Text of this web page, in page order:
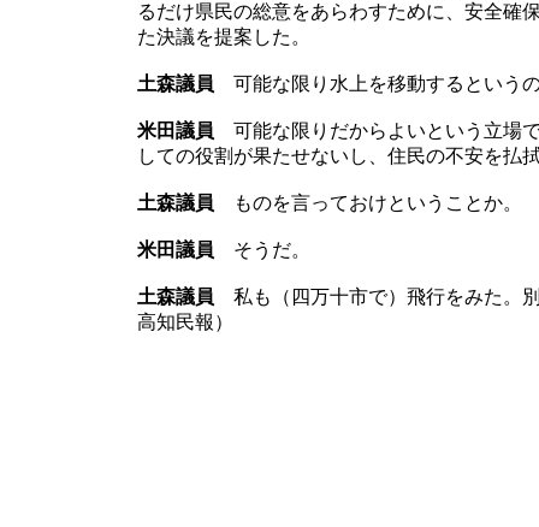
るだけ県民の総意をあらわすために、安全確
た決議を提案した。
土森議員 可能な限り水上を移動するという
米田議員 可能な限りだからよいという立場
しての役割が果たせないし、住民の不安を払
土森議員 ものを言っておけということか。
米田議員 そうだ。
土森議員 私も（四万十市で）飛行をみた。
高知民報）